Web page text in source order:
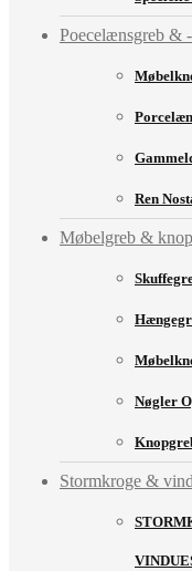
Poecelænsgreb &
Ren
Møbelgreb &
Nøgler
Stormkroge &